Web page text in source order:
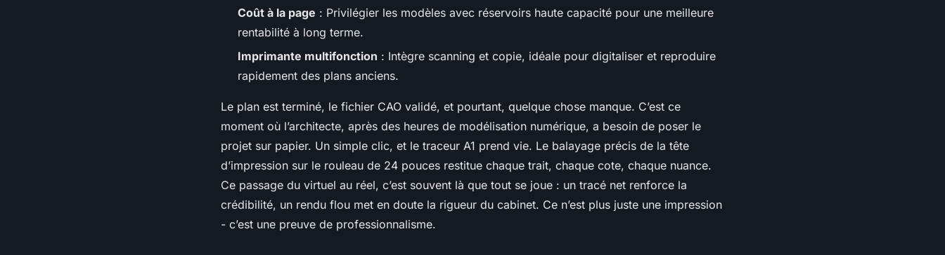
Coût à la page : Privilégier les modèles avec réservoirs haute capacité pour une meilleure
rentabilité à long terme.
Imprimante multifonction : Intègre scanning et copie, idéale pour digitaliser et reproduire
rapidement des plans anciens.
Le plan est terminé, le fichier CAO validé, et pourtant, quelque chose manque. C’est ce
moment où l’architecte, après des heures de modélisation numérique, a besoin de poser le
projet sur papier. Un simple clic, et le traceur A1 prend vie. Le balayage précis de la tête
d’impression sur le rouleau de 24 pouces restitue chaque trait, chaque cote, chaque nuance.
Ce passage du virtuel au réel, c’est souvent là que tout se joue : un tracé net renforce la
crédibilité, un rendu flou met en doute la rigueur du cabinet. Ce n’est plus juste une impression
- c’est une preuve de professionnalisme.